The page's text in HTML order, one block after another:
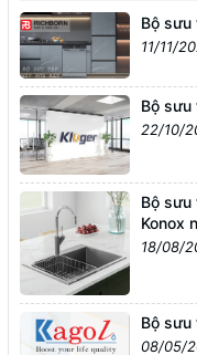
Bộ sưu
11/11/
Bộ sưu
22/10/
Bộ
Konox
18/08/
Bộ sưu
08/05/